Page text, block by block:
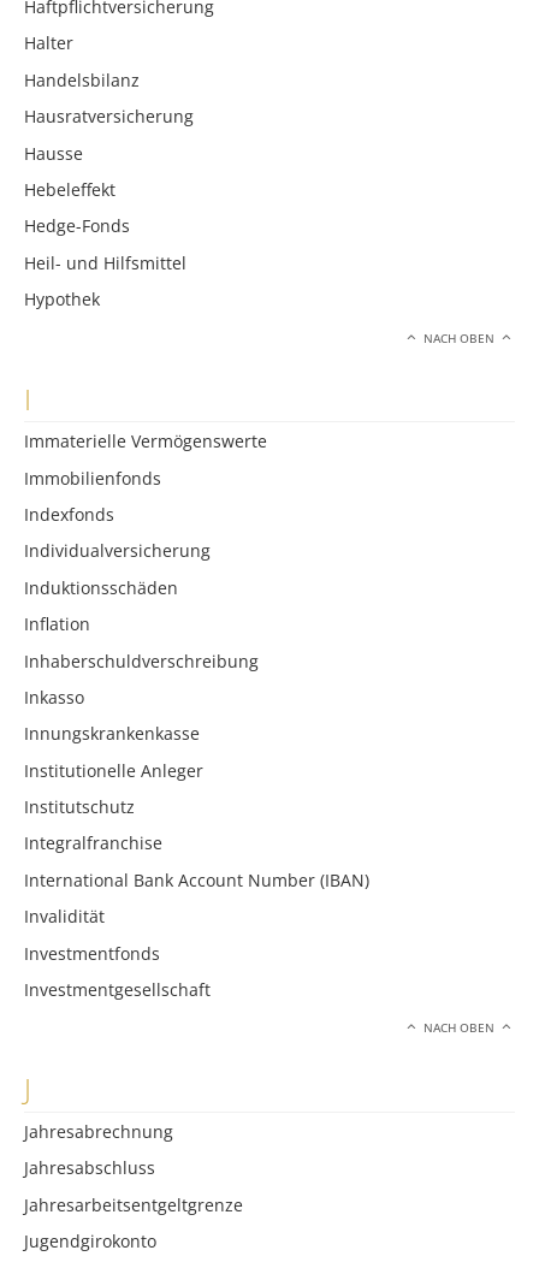
Haftpflichtversicherung
Halter
Handelsbilanz
Hausratversicherung
Hausse
Hebeleffekt
Hedge-Fonds
Heil- und Hilfsmittel
Hypothek
NACH OBEN
I
Immaterielle Vermögenswerte
Immobilienfonds
Indexfonds
Individualversicherung
Induktionsschäden
Inflation
Inhaberschuldverschreibung
Inkasso
Innungskrankenkasse
Institutionelle Anleger
Institutschutz
Integralfranchise
International Bank Account Number (IBAN)
Invalidität
Investmentfonds
Investmentgesellschaft
NACH OBEN
J
Jahresabrechnung
Jahresabschluss
Jahresarbeitsentgeltgrenze
Jugendgirokonto